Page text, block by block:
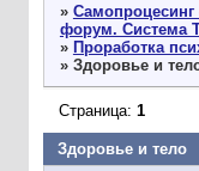
»
форум. Система
» Проработка
» Здоровье и
Здоровье и тело
Страница: 1